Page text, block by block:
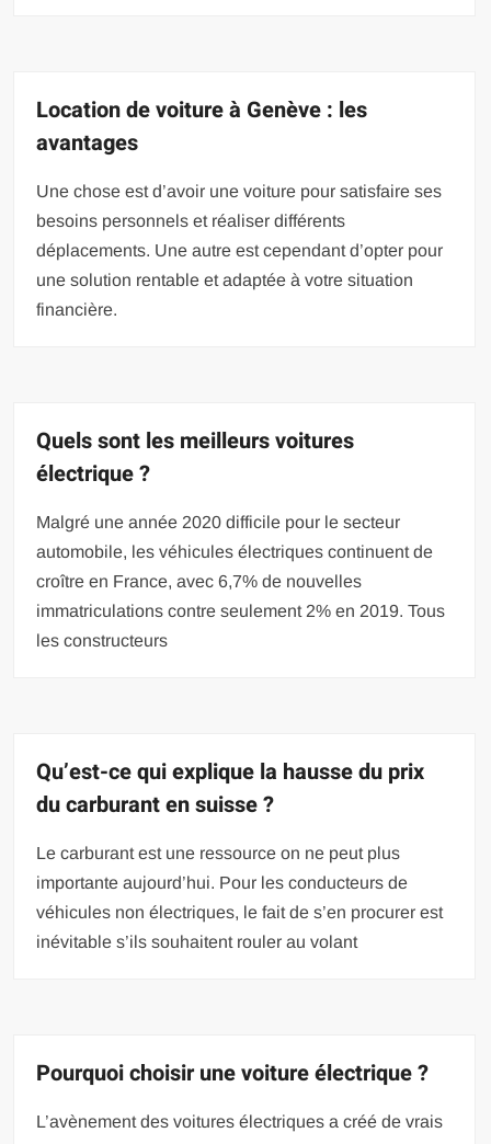
Location de voiture à Genève : les
avantages
Une chose est d’avoir une voiture pour satisfaire ses
besoins personnels et réaliser différents
déplacements. Une autre est cependant d’opter pour
une solution rentable et adaptée à votre situation
financière.
Quels sont les meilleurs voitures
électrique ?
Malgré une année 2020 difficile pour le secteur
automobile, les véhicules électriques continuent de
croître en France, avec 6,7% de nouvelles
immatriculations contre seulement 2% en 2019. Tous
les constructeurs
Qu’est-ce qui explique la hausse du prix
du carburant en suisse ?
Le carburant est une ressource on ne peut plus
importante aujourd’hui. Pour les conducteurs de
véhicules non électriques, le fait de s’en procurer est
inévitable s’ils souhaitent rouler au volant
Pourquoi choisir une voiture électrique ?
L’avènement des voitures électriques a créé de vrais